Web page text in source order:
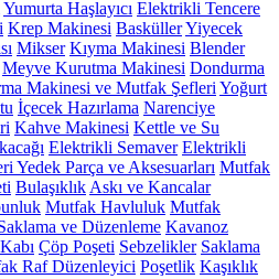
Yumurta Haşlayıcı Elektrikli Tencere
Krep Makinesi BasküllerYiyecek
Mikser Kıyma Makinesi Blender
Meyve Kurutma Makinesi Dondurma
Makinesi ve Mutfak Şefleri Yoğurt
İçecek Hazırlama Narenciye
Kahve Makinesi Kettle ve Su
Elektrikli Semaver Elektrikli
Yedek Parça ve Aksesuarları Mutfak
Bulaşıklık Askı ve Kancalar
Mutfak Havluluk Mutfak
ve Düzenleme Kavanoz
Çöp Poşeti Sebzelikler Saklama
Raf Düzenleyici Poşetlik Kaşıklık